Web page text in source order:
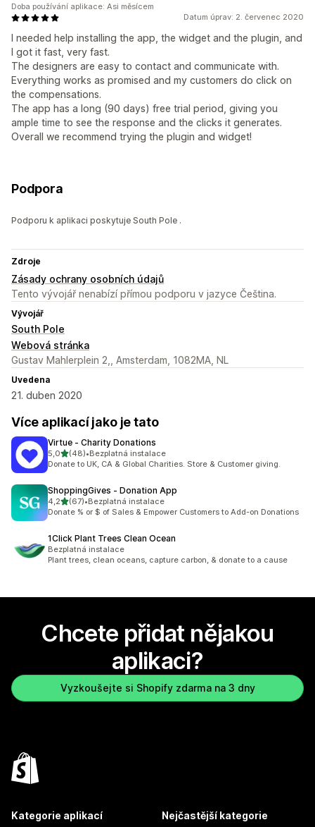
Datum úprav: 2. červenec 2020
I needed help installing the app, the widget and the plugin, and
I got it fast, very fast.
The designers are easy to contact and communicate with.
Everything works as promised and my customers do click on
the compensations.
The app has a long (90 days) free trial period, giving you
ample time to see the response and the clicks it generates.
Overall we recommend trying the plugin and widget!
Doba používání aplikace: Asi měsícem
Podpora
Podporu k aplikaci poskytuje South Pole .
Zdroje
Zásady ochrany osobních údajů
Tento vývojář nenabízí přímou podporu v jazyce Čeština.
Vývojář
South Pole
Webová stránka
Gustav Mahlerplein 2,, Amsterdam, 1082MA, NL
Uvedena
21. duben 2020
Více aplikací jako je tato
Virtue ‑ Charity Donations
5,0z 5 hvězd
(48)
Celkový počet recenzí: 48
•Bezplatná instalace
Donate to UK, CA & Global Charities. Store & Customer giving.
ShoppingGives ‑ Donation App
4,2z 5 hvězd
(67)
Celkový počet recenzí: 67
•Bezplatná instalace
Donate % or $ of Sales & Empower Customers to Add-on Donations
1Click Plant Trees Clean Ocean
Bezplatná instalace
Plant trees, clean oceans, capture carbon, & donate to a cause
Chcete přidat nějakou
aplikaci?
Vyzkoušejte si Shopify zdarma na 3 dny
Kategorie aplikací Nejčastější kategorie